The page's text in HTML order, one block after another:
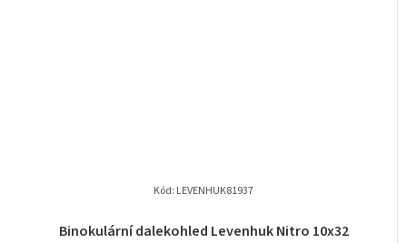
Binokulární dalekohled Levenhuk Nitro 10x32
Kód: LEVENHUK81937